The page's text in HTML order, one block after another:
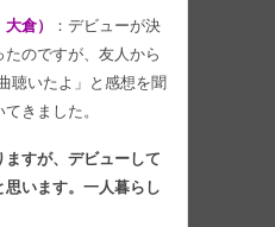
倉）
：デビューが決
たのですが、友人から
聴いたよ」と感想を聞
きました。
すが、デビューして
思います。一人暮らし